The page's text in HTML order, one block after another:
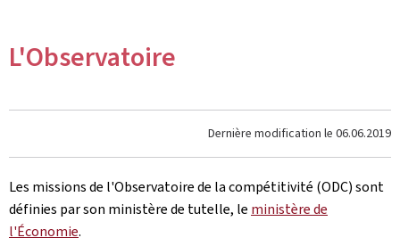
L'Observatoire
Dernière modification le 06.06.2019
Les missions de l'Observatoire de la compétitivité (ODC) sont
définies par son ministère de tutelle, le ministère de
l'Économie.